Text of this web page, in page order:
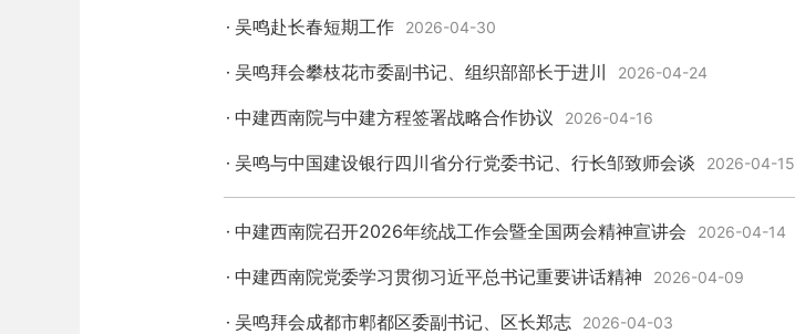
吴鸣赴长春短期工作 2026-04-30
吴鸣拜会攀枝花市委副书记、组织部部长于进川 2026-04-24
中建西南院与中建方程签署战略合作协议 2026-04-16
吴鸣与中国建设银行四川省分行党委书记、行长邹致师会谈 2026-04-15
中建西南院召开2026年统战工作会暨全国两会精神宣讲会 2026-04-14
中建西南院党委学习贯彻习近平总书记重要讲话精神 2026-04-09
吴鸣拜会成都市郫都区委副书记、区长郑志 2026-04-03